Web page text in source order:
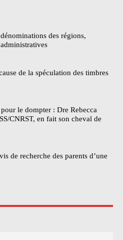
des régions,
de la spéculation des timbres
le dompter : Dre Rebecca
CNRST, en fait son cheval de
de recherche des parents d’une